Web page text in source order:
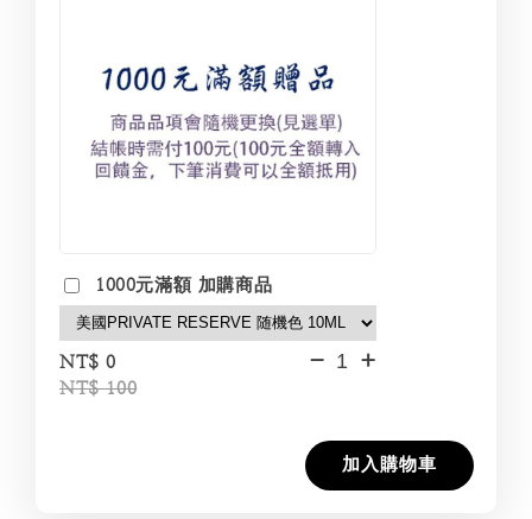
1000元滿額 加購商品
NT$ 0
NT$ 100
- +
加入購物車